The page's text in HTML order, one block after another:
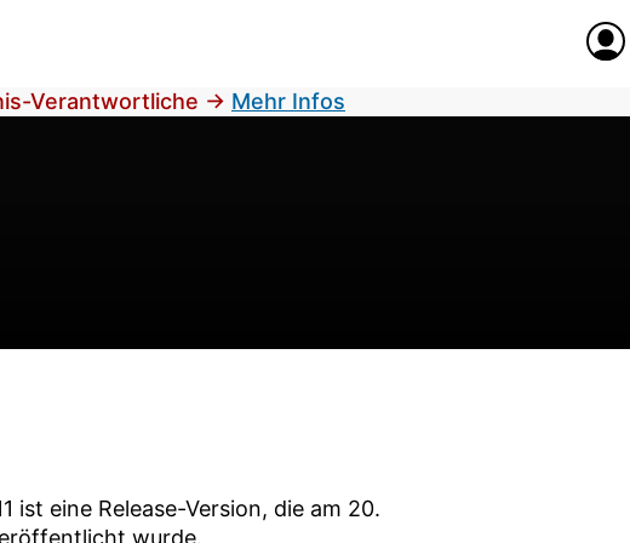
Verantwortliche → Mehr Infos
ist eine Release-Version, die am 20.
wurde.